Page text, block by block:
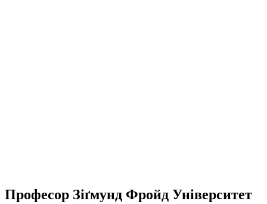
Професор Зіґмунд Фройд Університет